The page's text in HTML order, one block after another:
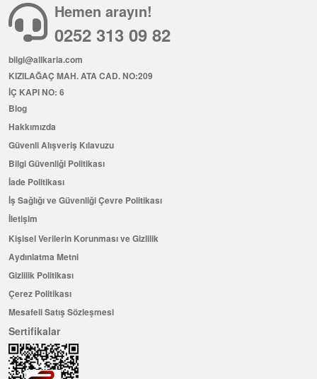
Hemen arayın!
0252 313 09 82
bilgi@allkaria.com
KIZILAĞAÇ MAH. ATA CAD. NO:209
İÇ KAPI NO: 6
Blog
Hakkımızda
Güvenli Alışveriş Kılavuzu
Bilgi Güvenliği Politikası
İade Politikası
İş Sağlığı ve Güvenliği Çevre Politikası
İletişim
Kişisel Verilerin Korunması ve Gizlilik
Aydınlatma Metni
Gizlilik Politikası
Çerez Politikası
Mesafeli Satış Sözleşmesi
Sertifikalar